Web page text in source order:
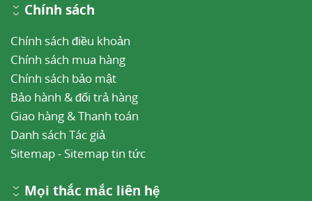
Chính sách
Chính sách điều khoản
Chính sách mua hàng
Chính sách bảo mật
Bảo hành & đổi trả hàng
Giao hàng & Thanh toán
Danh sách Tác giả
Sitemap- Sitemap tin tức
Mọi thắc mắc liên hệ